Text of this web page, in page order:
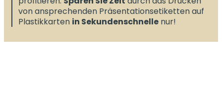
von ansprechenden Präsentationsetiketten auf
Plastikkarten in Sekundenschnelle nur!